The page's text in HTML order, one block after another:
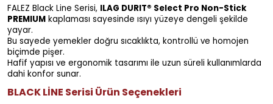
FALEZ Black Line Serisi, ILAG DURIT® Select Pro Non-Stick
PREMIUM kaplaması sayesinde ısıyı yüzeye dengeli şekilde
yayar.
Bu sayede yemekler doğru sıcaklıkta, kontrollü ve homojen
biçimde pişer.
Hafif yapısı ve ergonomik tasarımı ile uzun süreli kullanımlarda
dahi konfor sunar.
BLACK LİNE Serisi Ürün Seçenekleri